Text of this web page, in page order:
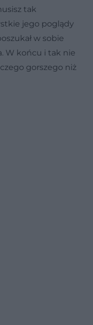
tak
jego poglądy
w sobie
W końcu i tak nie
gorszego niż